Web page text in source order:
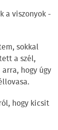
a viszonyok -
sokkal
a szél,
hogy úgy
hogy kicsit